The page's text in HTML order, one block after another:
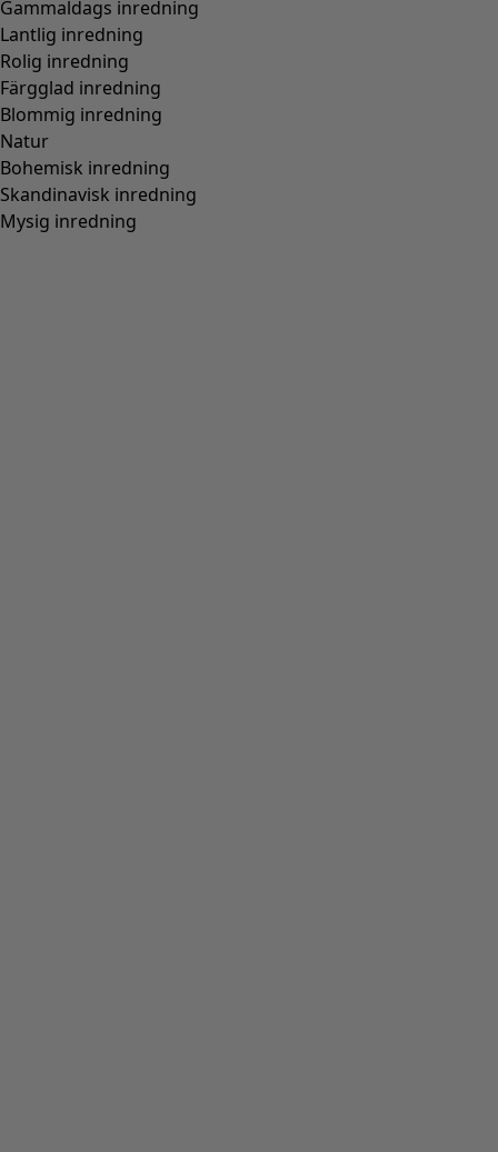
Gammaldags inredning
Lantlig inredning
Rolig inredning
Färgglad inredning
Blommig inredning
Natur
Bohemisk inredning
Skandinavisk inredning
Mysig inredning